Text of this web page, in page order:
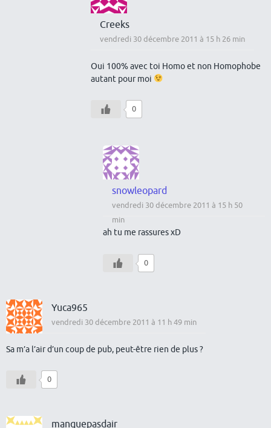
Creeks
vendredi 30 décembre 2011 à 15 h 26 min
Oui 100% avec toi Homo et non Homophobe
autant pour moi
0
snowleopard
vendredi 30 décembre 2011 à 15 h 50
min
ah tu me rassures xD
0
Yuca965
vendredi 30 décembre 2011 à 11 h 49 min
Sa m’a l’air d’un coup de pub, peut-être rien de plus ?
0
manquepasdair